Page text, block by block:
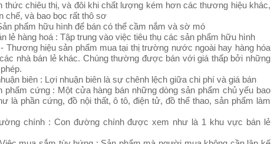
thức chiêu thị, và đôi khi chất lượng kém hơn các thương hiệu khác,
chế, và bao bọc rất thô sơ
phẩm hữu hình để bán có thể cầm nắm và sờ mó
lẻ hàng hoá : Tập trung vào việc tiêu thụ các sản phẩm hữu hình
Thương hiệu sản phẩm mua tại thị trường nước ngoài hay hàng hóa
nhà bán lẻ khác. Chúng thường được bán với giá thấp bởi những
biên : Lợi nhuận biên là sự chênh lệch giữa chi phí và giá bán
phẩm cứng : Một cửa hàng bán những dòng sản phẩm chủ yếu bao
là phần cứng, đồ nội thất, ô tô, điện tử, đồ thể thao, sản phẩm làm
chính : Con đường chính được xem như là 1 khu vực bán lẻ